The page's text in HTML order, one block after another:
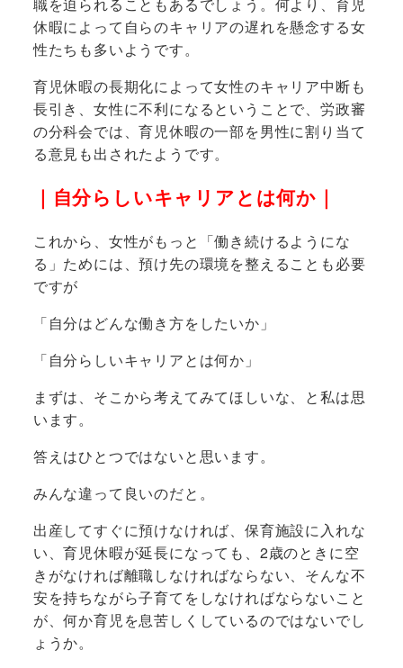
休暇によって自らのキャリアの遅れを懸念する女
性たちも多いようです。
育児休暇の長期化によって女性のキャリア中断も
長引き、女性に不利になるということで、労政審
の分科会では、育児休暇の一部を男性に割り当て
る意見も出されたようです。
｜自分らしいキャリアとは何か｜
これから、女性がもっと「働き続けるようにな
る」ためには、預け先の環境を整えることも必要
ですが
「自分はどんな働き方をしたいか」
「自分らしいキャリアとは何か」
まずは、そこから考えてみてほしいな、と私は思
います。
答えはひとつではないと思います。
みんな違って良いのだと。
出産してすぐに預けなければ、保育施設に入れな
い、育児休暇が延長になっても、2歳のときに空
きがなければ離職しなければならない、そんな不
安を持ちながら子育てをしなければならないこと
が、何か育児を息苦しくしているのではないでし
ょうか。